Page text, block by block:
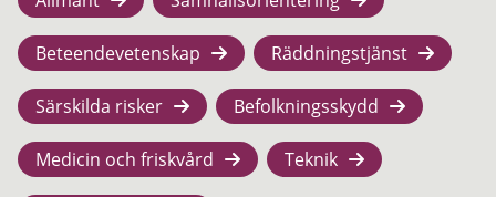
Beteendevetenskap Räddningstjänst
Särskilda risker Befolkningsskydd
Medicin och friskvård Teknik